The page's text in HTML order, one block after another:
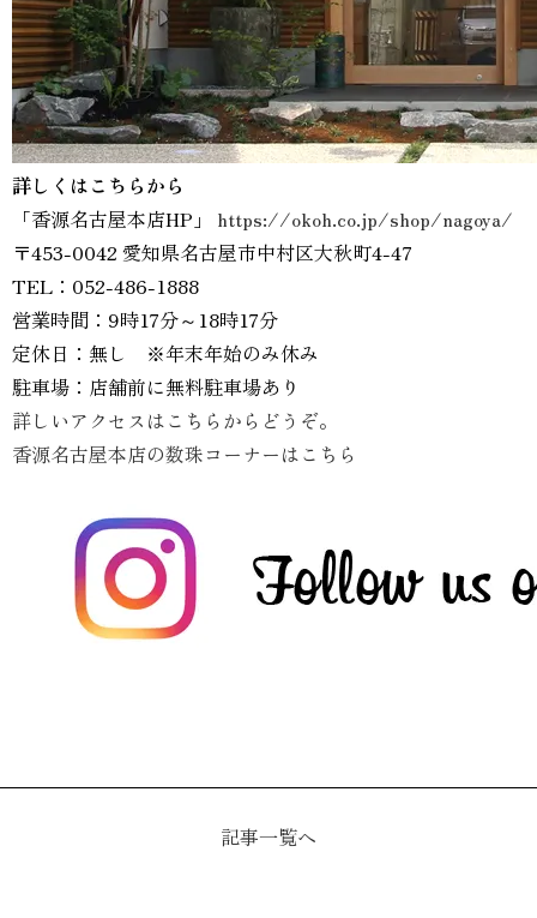
詳しくはこちらから
「香源名古屋本店HP」 https://okoh.co.jp/shop/nagoya/
〒453-0042 愛知県名古屋市中村区大秋町4-47
TEL：052-486-1888
営業時間：9時17分～18時17分
定休日：無し ※年末年始のみ休み
駐車場：店舗前に無料駐車場あり
詳しいアクセスはこちらからどうぞ。
香源名古屋本店の数珠コーナーはこちら
記事一覧へ